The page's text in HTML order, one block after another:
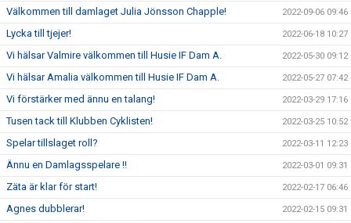
Välkommen till damlaget Julia Jönsson Chapple! 2022-09-06 09:46
Lycka till tjejer! 2022-06-18 10:27
Vi hälsar Valmire välkommen till Husie IF Dam A. 2022-05-30 09:12
Vi hälsar Amalia välkommen till Husie IF Dam A. 2022-05-27 07:42
Vi förstärker med ännu en talang! 2022-03-29 17:16
Tusen tack till Klubben Cyklisten! 2022-03-25 10:52
Spelar tillslaget roll? 2022-03-11 12:23
Ännu en Damlagsspelare !! 2022-03-01 09:31
Zäta är klar för start! 2022-02-17 06:46
Agnes dubblerar! 2022-02-15 09:31